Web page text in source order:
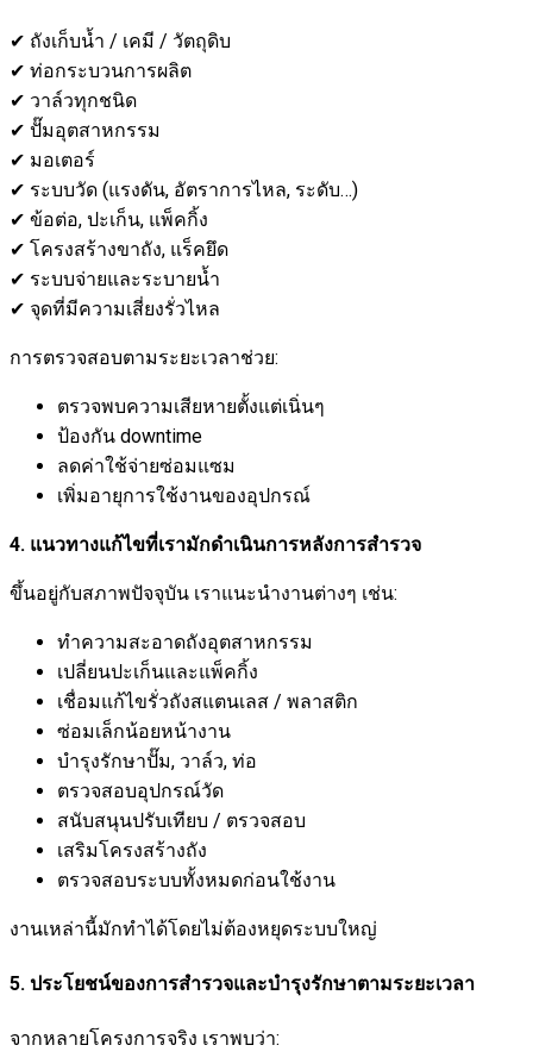
✔ ถังเก็บน้ำ / เคมี / วัตถุดิบ
✔ ท่อกระบวนการผลิต
✔ วาล์วทุกชนิด
✔ ปั๊มอุตสาหกรรม
✔ มอเตอร์
✔ ระบบวัด (แรงดัน, อัตราการไหล, ระดับ…)
✔ ข้อต่อ, ปะเก็น, แพ็คกิ้ง
✔ โครงสร้างขาถัง, แร็คยึด
✔ ระบบจ่ายและระบายน้ำ
✔ จุดที่มีความเสี่ยงรั่วไหล
การตรวจสอบตามระยะเวลาช่วย:
ตรวจพบความเสียหายตั้งแต่เนิ่นๆ
ป้องกัน downtime
ลดค่าใช้จ่ายซ่อมแซม
เพิ่มอายุการใช้งานของอุปกรณ์
4. แนวทางแก้ไขที่เรามักดำเนินการหลังการสำรวจ
ขึ้นอยู่กับสภาพปัจจุบัน เราแนะนำงานต่างๆ เช่น:
ทำความสะอาดถังอุตสาหกรรม
เปลี่ยนปะเก็นและแพ็คกิ้ง
เชื่อมแก้ไขรั่วถังสแตนเลส / พลาสติก
ซ่อมเล็กน้อยหน้างาน
บำรุงรักษาปั๊ม, วาล์ว, ท่อ
ตรวจสอบอุปกรณ์วัด
สนับสนุนปรับเทียบ / ตรวจสอบ
เสริมโครงสร้างถัง
ตรวจสอบระบบทั้งหมดก่อนใช้งาน
งานเหล่านี้มักทำได้โดยไม่ต้องหยุดระบบใหญ่
5. ประโยชน์ของการสำรวจและบำรุงรักษาตามระยะเวลา
จากหลายโครงการจริง เราพบว่า: